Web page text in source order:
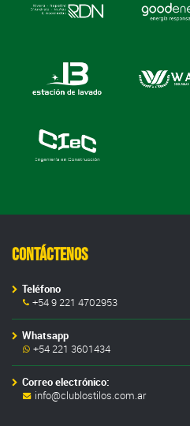
Contáctenos
Teléfono
+54 9 221 4702953
Whatsapp
+54 221 3601434
Correo electrónico:
info@clublostilos.com.ar